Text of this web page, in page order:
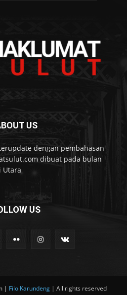
US
dengan pembahasan
dibuat pada bulan
Utara
US
| Filo Karundeng | All rights reserved